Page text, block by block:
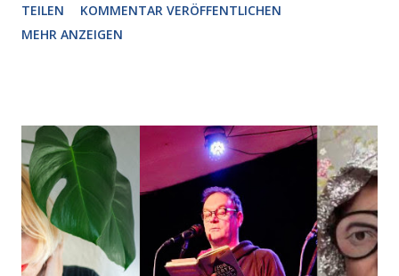
angezeigt. Ich werde gefragt, ob ich erlaube, den
Kopfhörer W1Z500 meinem Google-Account
verbunden”, sagt er ratlos. “Vielleicht geht es, wenn ich es
erlaube?”, überlege ich. Aber ich füge keinen fremden
Lautsprecher meinem Account hinzu, kommt nicht in die
Tüte, da müssen sie sich was anderes überlegen, ich lehne
ab. Nebenan probiert er es mit ihrem Kopfhörer nochmal.
“Komisch, mit deinem geht es. Ich soll meins irgendeinem
TEILEN
KOMMENTAR VERÖFFENTLICHEN
MEHR ANZEIGEN